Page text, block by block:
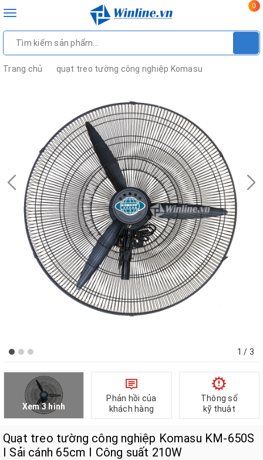
Toggle
0
Trang chủ quạt treo tường công nghiệp Komasu
1 / 3
Xem 3 hình
Phản hồi của
khách hàng
Thông số
kỹ thuật
Quạt treo tường công nghiệp Komasu KM-650S
I Sải cánh 65cm I Công suất 210W